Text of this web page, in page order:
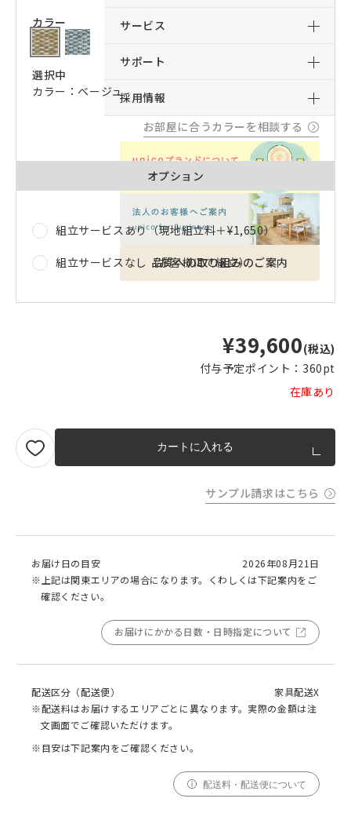
サービス
サポート
採用情報
品質への取り組みのご案内
カラー
選択中
カラー：ベージュ
お部屋に合うカラーを相談する
オプション
組立サービスあり（現地組立料＋¥1,650）
組立サービスなし（お客様にて組立）
¥39,600(税込)
付与予定ポイント： 360pt
在庫あり
カートに入れる
サンプル請求はこちら
お届け日の目安
2026年08月21日
※上記は関東エリアの場合になります。くわしくは下記案内をご
確認ください。
お届けにかかる日数・日時指定について
配送区分（配送便）
家具配送X
※配送料はお届けするエリアごとに異なります。実際の金額は注
文画面でご確認いただけます。
※目安は下記案内をご確認ください。
配送料・配送便について